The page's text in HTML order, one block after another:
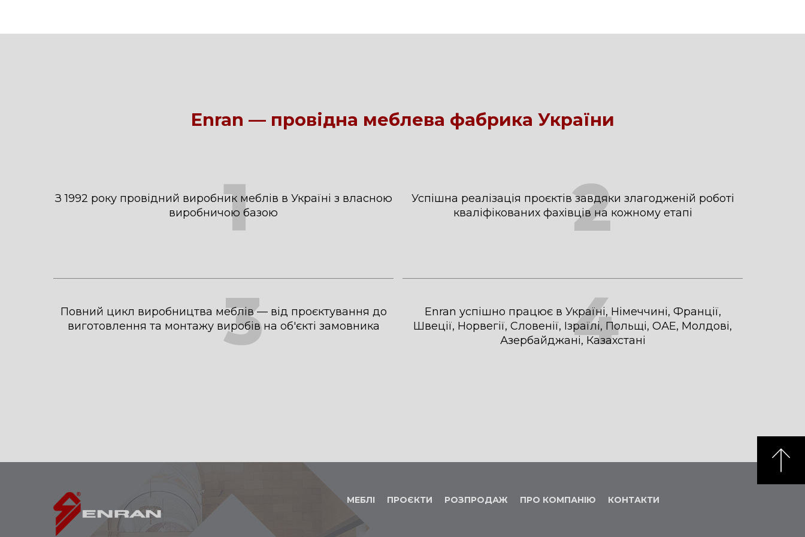
Enran — провідна меблева фабрика України
1
З 1992 року провідний виробник меблів в Україні з власною
виробничою базою
2
Успішна реалізація проєктів завдяки злагодженій роботі
кваліфікованих фахівців на кожному етапі
3
Повний цикл виробництва меблів — від проєктування до
виготовлення та монтажу виробів на об'єкті замовника
4
Enran успішно працює в Україні, Німеччині, Франції,
Швеції, Норвегії, Словенії, Ізраїлі, Польщі, ОАЕ, Молдові,
Азербайджані, Казахстані
МЕБЛІ ПРОЄКТИ РОЗПРОДАЖ ПРО КОМПАНІЮ КОНТАКТИ